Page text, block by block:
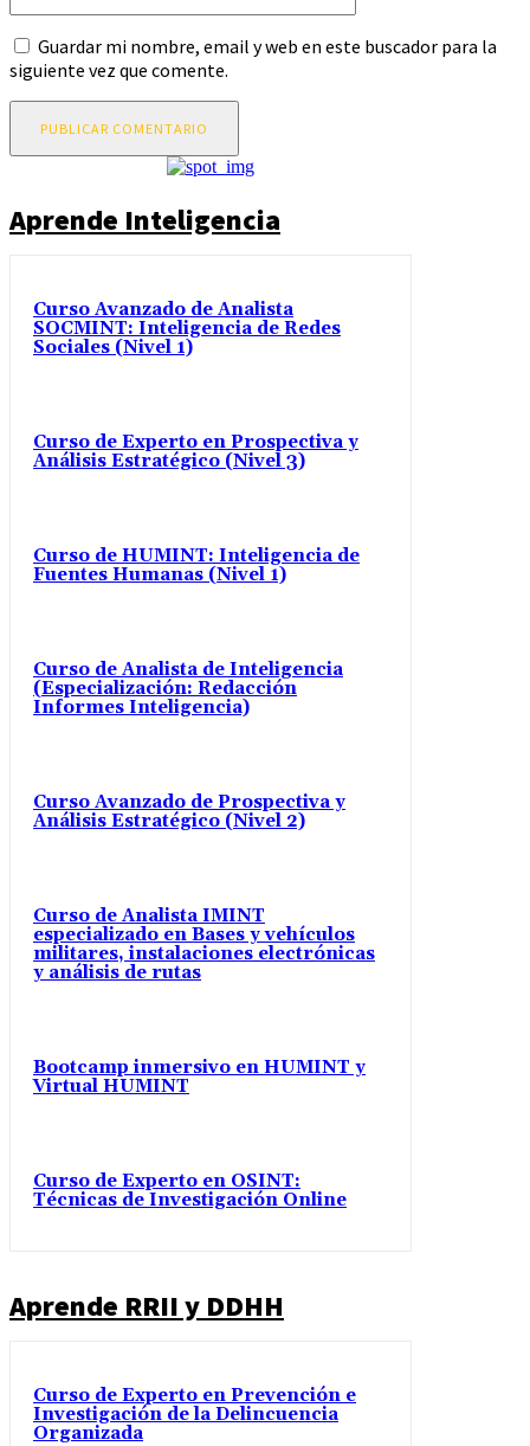
Guardar mi nombre, email y web en este buscador para la
siguiente vez que comente.
Aprende Inteligencia
Curso Avanzado de Analista
SOCMINT: Inteligencia de Redes
Sociales (Nivel 1)
Curso de Experto en Prospectiva y
Análisis Estratégico (Nivel 3)
Curso de HUMINT: Inteligencia de
Fuentes Humanas (Nivel 1)
Curso de Analista de Inteligencia
(Especialización: Redacción
Informes Inteligencia)
Curso Avanzado de Prospectiva y
Análisis Estratégico (Nivel 2)
Curso de Analista IMINT
especializado en Bases y vehículos
militares, instalaciones electrónicas
y análisis de rutas
Bootcamp inmersivo en HUMINT y
Virtual HUMINT
Curso de Experto en OSINT:
Técnicas de Investigación Online
Aprende RRII y DDHH
Curso de Experto en Prevención e
Investigación de la Delincuencia
Organizada